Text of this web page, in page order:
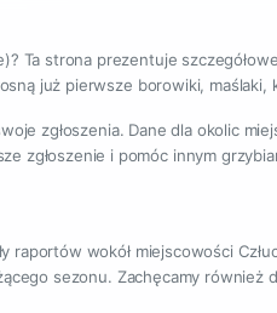
Ta strona prezentuje
już pierwsze borowiki, maślaki,
zgłoszenia. Dane dla okolic
zgłoszenie i pomóc innym
wokół miejscowości
sezonu. Zachęcamy również